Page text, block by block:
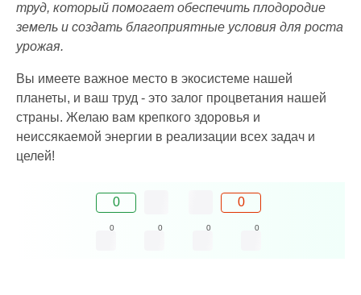
труд, который помогает обеспечить плодородие
земель и создать благоприятные условия для роста
урожая.
Вы имеете важное место в экосистеме нашей
планеты, и ваш труд - это залог процветания нашей
страны. Желаю вам крепкого здоровья и
неиссякаемой энергии в реализации всех задач и
целей!
0 0
0 0 0 0